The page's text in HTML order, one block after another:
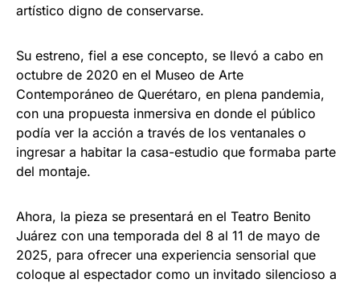
artístico digno de conservarse.
Su estreno, fiel a ese concepto, se llevó a cabo en
octubre de 2020 en el Museo de Arte
Contemporáneo de Querétaro, en plena pandemia,
con una propuesta inmersiva en donde el público
podía ver la acción a través de los ventanales o
ingresar a habitar la casa-estudio que formaba parte
del montaje.
Ahora, la pieza se presentará en el Teatro Benito
Juárez con una temporada del 8 al 11 de mayo de
2025, para ofrecer una experiencia sensorial que
coloque al espectador como un invitado silencioso a